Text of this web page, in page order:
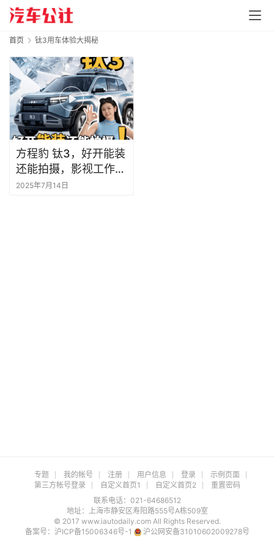
首页 钛3用车体验大揭秘
方程豹 钛3，好开能装
还能拍摄，影视工作者
梦中情车
2025年7月14日
专题 我的帐号 注册 用户信息 登录
示例页面
第三方帐号登录
自定义首页1 自定义首页2
重置密码
联系电话：021-64686512
地址：上海市静安区寿阳路555号A栋509室
© 2017 www.iautodaily.com All Rights Reserved.
备案号： 沪ICP备15006346号-1 沪公网安备31010602009278号